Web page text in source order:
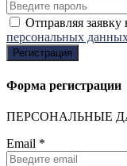
Отправляя заявку
персональных
Регистрация
Форма регистрации
ПЕРСОНАЛЬНЫЕ
Email *